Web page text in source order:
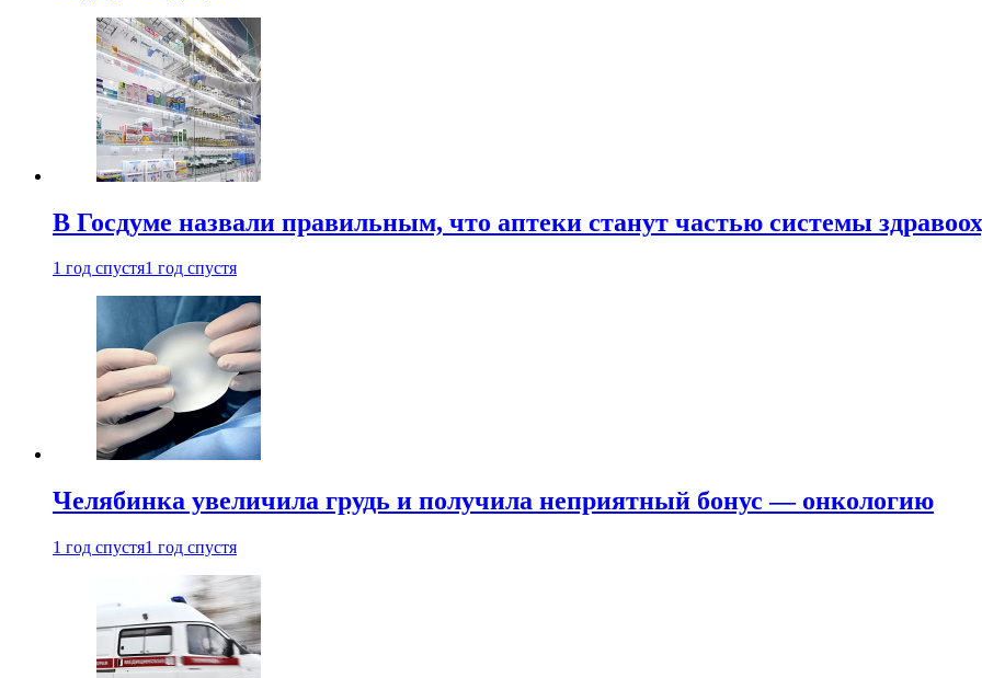
В Госдуме назвали правильным, что аптеки станут частью системы
1 год спустя1 год спустя
Челябинка увеличила грудь и получила неприятный бонус — онкологию
1 год спустя1 год спустя